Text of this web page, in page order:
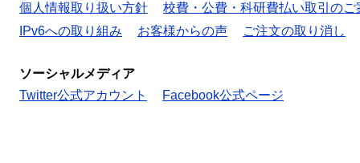
個人情報取り扱い方針
校費・公費・科研費払い取引のご
IPv6への取り組み
お客様からの声 ご注文の取り消し
ソーシャルメディア
Twitter公式アカウント
Facebook公式ページ